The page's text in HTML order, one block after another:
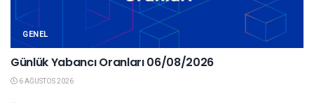
GENEL
Günlük Yabancı Oranları 06/08/2026
6 AĞUSTOS 2026